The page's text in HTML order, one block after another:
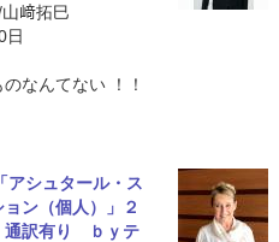
﨑拓巳
日
なんてない ！！
シュタール・ス
ン（個人）」２
訳有り ｂｙテ